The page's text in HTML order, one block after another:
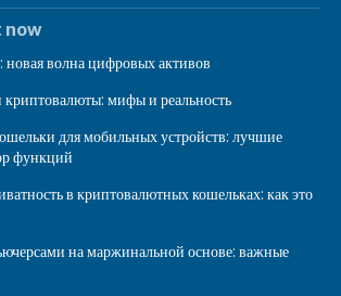
волна цифровых активов
мифы и реальность
для мобильных устройств: лучшие
функций
в криптовалютных кошельках: как это
на маржинальной основе: важные